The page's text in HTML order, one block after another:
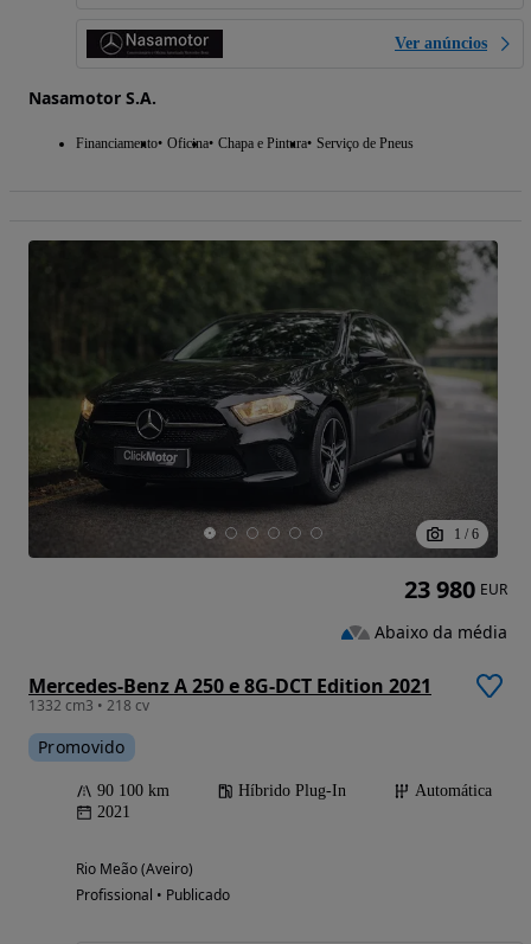
Ver anúncios
Nasamotor S.A.
Financiamento Oficina Chapa e Pintura Serviço de Pneus
1 / 6
Mercedes-Benz A 250 e 8G-DCT Edition 2021
1332 cm3 • 218 cv
Promovido
90 100 km Híbrido Plug-In
Automática
2021
Rio Meão (Aveiro)
Profissional • Publicado
23 980 EUR
Abaixo da média